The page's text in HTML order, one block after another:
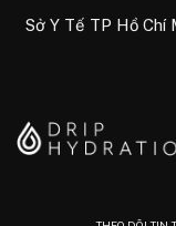
Sở Y Tế TP Hồ Chí